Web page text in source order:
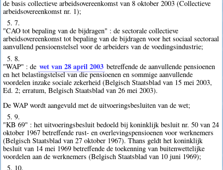
de basis collectieve arbeidsovereenkomst van 8 oktober 2003 (Collectieve
arbeidsovereenkomst nr. 1);
5. 7.
"CAO tot bepaling van de bijdragen" : de sectorale collectieve
arbeidsovereenkomst tot bepaling van de bijdragen voor het sociaal sectoraal
aanvullend pensioenstelsel voor de arbeiders van de voedingsindustrie;
5. 8.
"WAP" : de wet van 28 april 2003 betreffende de aanvullende pensioenen
en het belastingstelsel van die pensioenen en sommige aanvullende
voordelen inzake sociale zekerheid (Belgisch Staatsblad van 15 mei 2003,
Ed. 2; erratum, Belgisch Staatsblad van 26 mei 2003).
De WAP wordt aangevuld met de uitvoeringsbesluiten van de wet;
5. 9.
"KB 69" : het uitvoeringsbesluit bedoeld bij koninklijk besluit nr. 50 van 24
oktober 1967 betreffende rust- en overlevingspensioenen voor werknemers
(Belgisch Staatsblad van 27 oktober 1967). Thans geldt het koninklijk
besluit van 14 mei 1969 betreffende de toekenning van buitenwettelijke
voordelen aan de werknemers (Belgisch Staatsblad van 10 juni 1969);
5. 10.